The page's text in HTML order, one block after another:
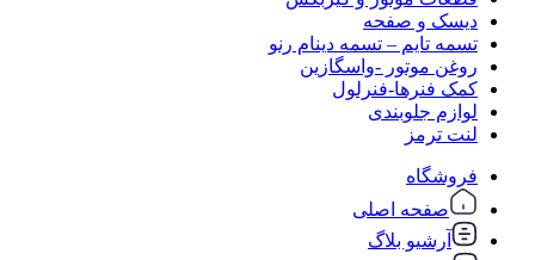
دیسک و صفحه
تسمه تایم – تسمه دینام رنو
روغن موتور -واسگازین
کمک فنرها-فنرلول
لوازم جلوبندی
لنت ترمز
فروشگاه
صفحه اصلی
آرشیو بلاگ